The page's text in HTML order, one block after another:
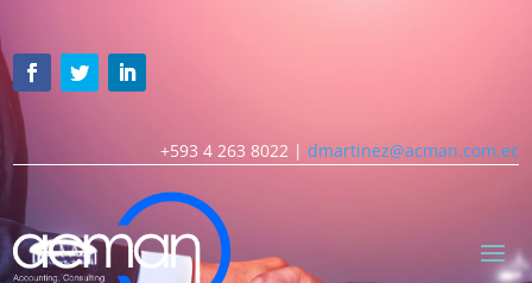
+593 4 263 8022 | dmartinez@acman.com.ec